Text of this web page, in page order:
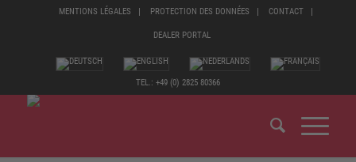
MENTIONS LÉGALES PROTECTION DES DONNÉES CONTACT
DEALER PORTAL
TEL.: +49 (0) 2825 80366